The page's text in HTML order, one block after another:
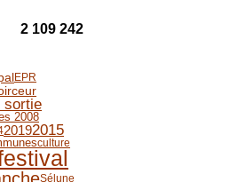
2 109 242
EPR
sortie
2008
20192015
culture
Sélune